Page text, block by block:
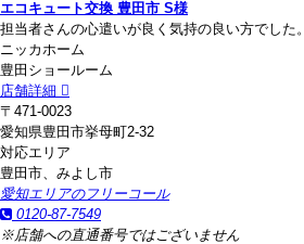
エコキュート交換 豊田市 S様
担当者さんの心遣いが良く気持の良い方でした。
ニッカホーム
豊田ショールーム
店舗詳細
〒471-0023
愛知県豊田市挙母町2-32
対応エリア
豊田市、みよし市
愛知エリアのフリーコール
0120-87-7549
※店舗への直通番号ではございません